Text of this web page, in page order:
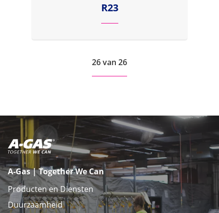
R23
26 van 26
A-Gas | Together We Can
Producten en Diensten
Duurzaamheid